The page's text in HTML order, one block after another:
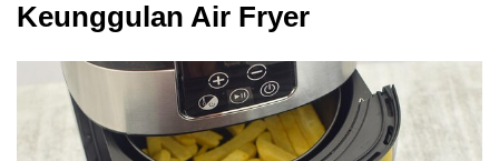
Keunggulan Air Fryer